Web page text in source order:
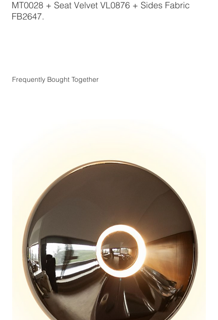
MT0028 + Seat Velvet VL0876 + Sides Fabric
FB2647.
Frequently Bought Together